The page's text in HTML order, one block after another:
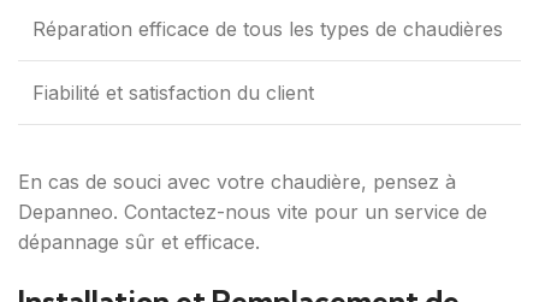
Réparation efficace de tous les types de chaudières
Fiabilité et satisfaction du client
En cas de souci avec votre chaudière, pensez à
Depanneo. Contactez-nous vite pour un service de
dépannage sûr et efficace.